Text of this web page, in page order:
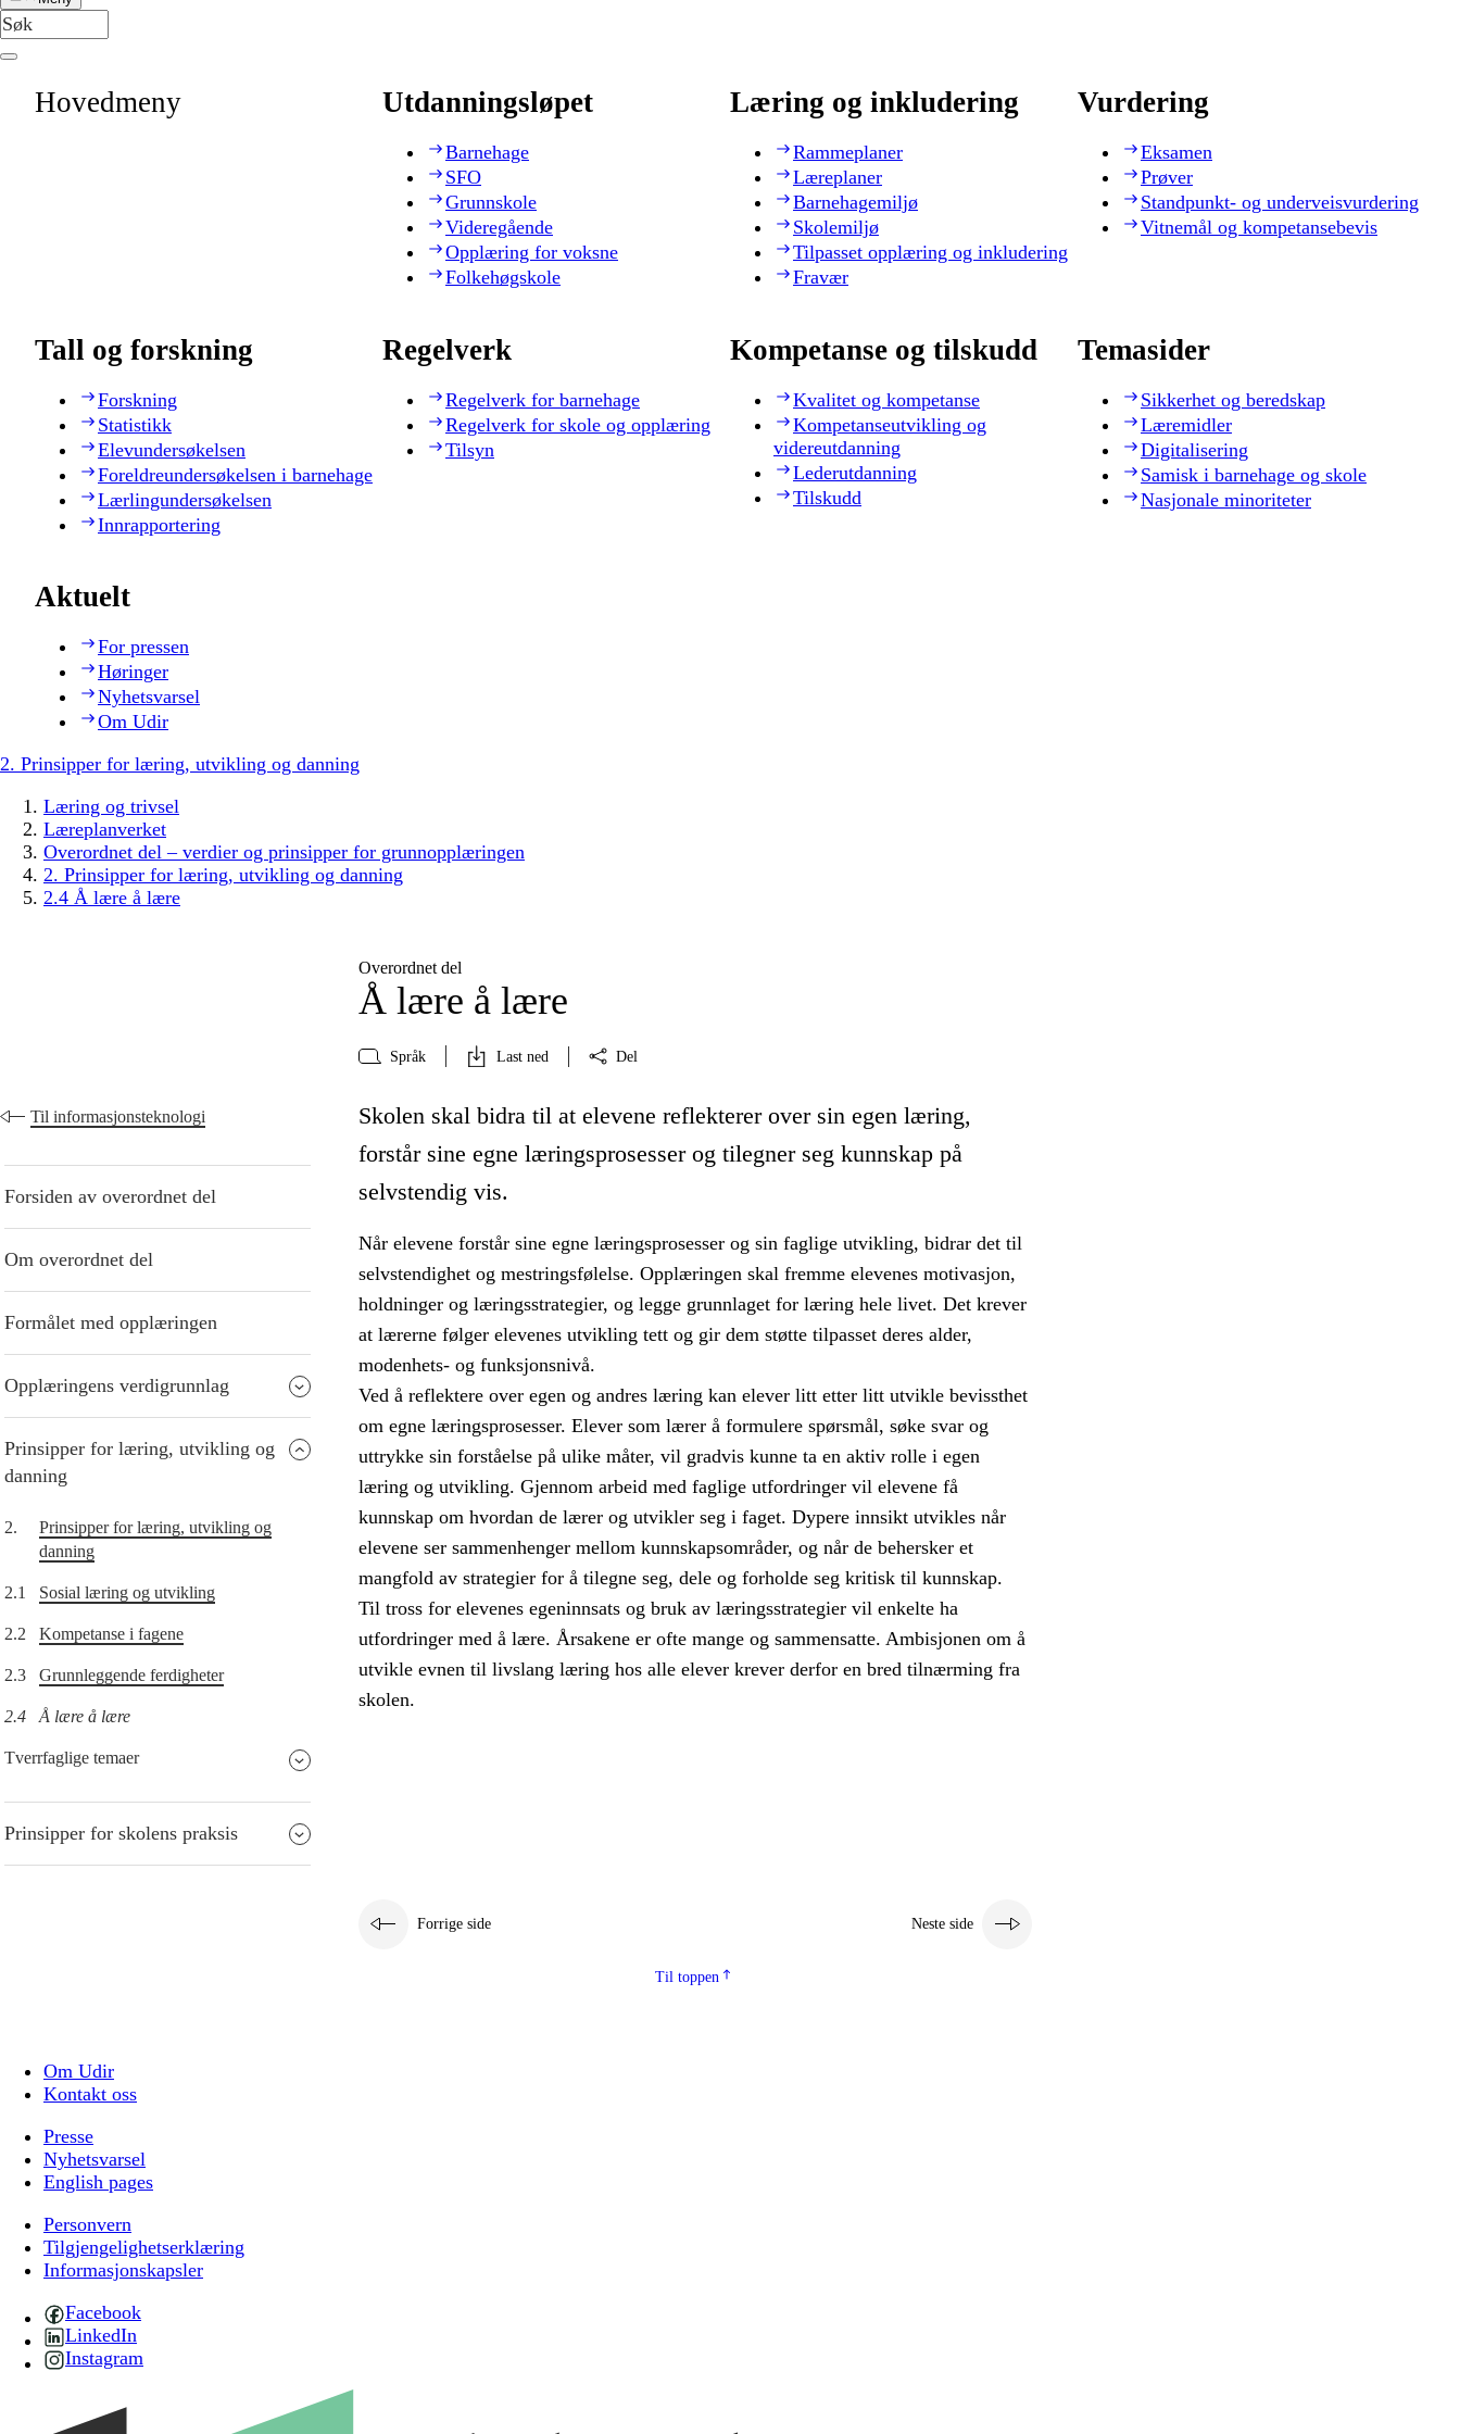
Hovedmeny Utdanningsløpet
Barnehage
SFO
Grunnskole
Videregående
Opplæring for voksne
Folkehøgskole
Læring og inkludering
Rammeplaner
Læreplaner
Barnehagemiljø
Skolemiljø
Tilpasset opplæring og inkludering
Fravær
Vurdering
Eksamen
Prøver
Standpunkt- og underveisvurdering
Vitnemål og kompetansebevis
Tall og forskning
Forskning
Statistikk
Elevundersøkelsen
Foreldreundersøkelsen i barnehage
Lærlingundersøkelsen
Innrapportering
Regelverk
Regelverk for barnehage
Regelverk for skole og opplæring
Tilsyn
Kompetanse og tilskudd
Kvalitet og kompetanse
Kompetanseutvikling og
videreutdanning
Lederutdanning
Tilskudd
Temasider
Sikkerhet og beredskap
Læremidler
Digitalisering
Samisk i barnehage og skole
Nasjonale minoriteter
Aktuelt
For pressen
Høringer
Nyhetsvarsel
Om Udir
2. Prinsipper for læring, utvikling og danning
Læring og trivsel
Læreplanverket
Overordnet del – verdier og prinsipper for grunnopplæringen
2. Prinsipper for læring, utvikling og danning
2.4 Å lære å lære
Overordnet del
Å lære å lære
Språk Last ned Del
Til informasjonsteknologi
Forsiden av overordnet del
Om overordnet del
Formålet med opplæringen
Opplæringens verdigrunnlag
Prinsipper for læring, utvikling og
danning
2.
Prinsipper for læring, utvikling og
danning
2.1 Sosial læring og utvikling
2.2 Kompetanse i fagene
2.3 Grunnleggende ferdigheter
2.4 Å lære å lære
Tverrfaglige temaer
Prinsipper for skolens praksis
Skolen skal bidra til at elevene reflekterer over sin egen læring,
forstår sine egne læringsprosesser og tilegner seg kunnskap på
selvstendig vis.
Når elevene forstår sine egne læringsprosesser og sin faglige utvikling, bidrar det til
selvstendighet og mestringsfølelse. Opplæringen skal fremme elevenes motivasjon,
holdninger og læringsstrategier, og legge grunnlaget for læring hele livet. Det krever
at lærerne følger elevenes utvikling tett og gir dem støtte tilpasset deres alder,
modenhets- og funksjonsnivå.
Ved å reflektere over egen og andres læring kan elever litt etter litt utvikle bevissthet
om egne læringsprosesser. Elever som lærer å formulere spørsmål, søke svar og
uttrykke sin forståelse på ulike måter, vil gradvis kunne ta en aktiv rolle i egen
læring og utvikling. Gjennom arbeid med faglige utfordringer vil elevene få
kunnskap om hvordan de lærer og utvikler seg i faget. Dypere innsikt utvikles når
elevene ser sammenhenger mellom kunnskapsområder, og når de behersker et
mangfold av strategier for å tilegne seg, dele og forholde seg kritisk til kunnskap.
Til tross for elevenes egeninnsats og bruk av læringsstrategier vil enkelte ha
utfordringer med å lære. Årsakene er ofte mange og sammensatte. Ambisjonen om å
utvikle evnen til livslang læring hos alle elever krever derfor en bred tilnærming fra
skolen.
Forrige side Neste side
Til toppen
Om Udir
Kontakt oss
Presse
Nyhetsvarsel
English pages
Personvern
Tilgjengelighetserklæring
Informasjonskapsler
Facebook
LinkedIn
Instagram